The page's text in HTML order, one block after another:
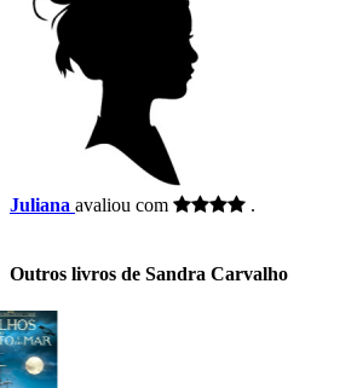
Juliana avaliou com .
Outros livros de Sandra Carvalho